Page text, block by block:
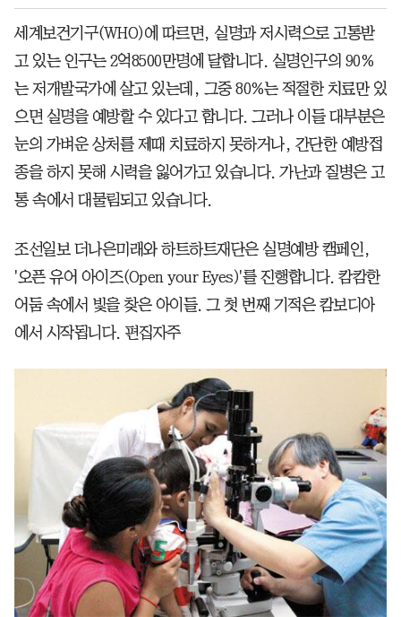
세계보건기구(WHO)에 따르면, 실명과 저시력으로 고통받
고 있는 인구는 2억8500만명에 달합니다. 실명인구의 90%
는 저개발국가에 살고 있는데, 그중 80%는 적절한 치료만 있
으면 실명을 예방할 수 있다고 합니다. 그러나 이들 대부분은
눈의 가벼운 상처를 제때 치료하지 못하거나, 간단한 예방접
종을 하지 못해 시력을 잃어가고 있습니다. 가난과 질병은 고
통 속에서 대물림되고 있습니다.
조선일보 더나은미래와 하트하트재단은 실명예방 캠페인,
'오픈 유어 아이즈(Open your Eyes)'를 진행합니다. 캄캄한
어둠 속에서 빛을 찾은 아이들. 그 첫 번째 기적은 캄보디아
에서 시작됩니다. 편집자주